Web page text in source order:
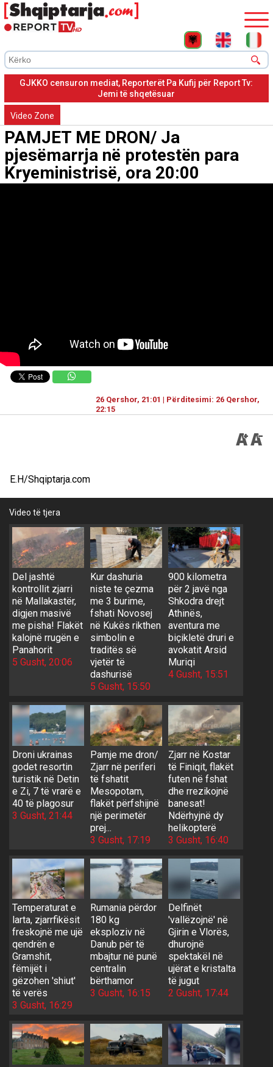
GJKKO censuron mediat, Reporterët Pa Kufij për Report Tv:
Jemi të shqetësuar
Video Zone
PAMJET ME DRON/ Ja
pjesëmarrja në protestën para
Kryeministrisë, ora 20:00
26 Qershor, 21:01 | Përditesimi: 26 Qershor,
22:15
E.H/Shqiptarja.com
Video të tjera
Del jashtë
kontrollit zjarri
në Mallakastër,
digjen masivë
me pisha! Flakët
kalojnë rrugën e
Panahorit
5 Gusht, 20:06
Kur dashuria
niste te çezma
me 3 burime,
fshati Novosej
në Kukës rikthen
simbolin e
traditës së
vjetër të
dashurisë
5 Gusht, 15:50
900 kilometra
për 2 javë nga
Shkodra drejt
Athinës,
aventura me
biçikletë druri e
avokatit Arsid
Muriqi
4 Gusht, 15:51
Droni ukrainas
godet resortin
turistik në Detin
e Zi, 7 të vrarë e
40 të plagosur
3 Gusht, 21:44
Pamje me dron/
Zjarr në periferi
të fshatit
Mesopotam,
flakët përfshijnë
një perimetër
prej...
3 Gusht, 17:19
Zjarr në Kostar
të Finiqit, flakët
futen në fshat
dhe rrezikojnë
banesat!
Ndërhyjnë dy
helikopterë
3 Gusht, 16:40
Temperaturat e
larta, zjarrfikësit
freskojnë me ujë
qendrën e
Gramshit,
fëmijët i
gëzohen 'shiut'
të verës
3 Gusht, 16:29
Rumania përdor
180 kg
eksploziv në
Danub për të
mbajtur në punë
centralin
bërthamor
3 Gusht, 16:15
Delfinët
'vallëzojnë' në
Gjirin e Vlorës,
dhurojnë
spektakël në
ujërat e kristalta
të jugut
2 Gusht, 17:44